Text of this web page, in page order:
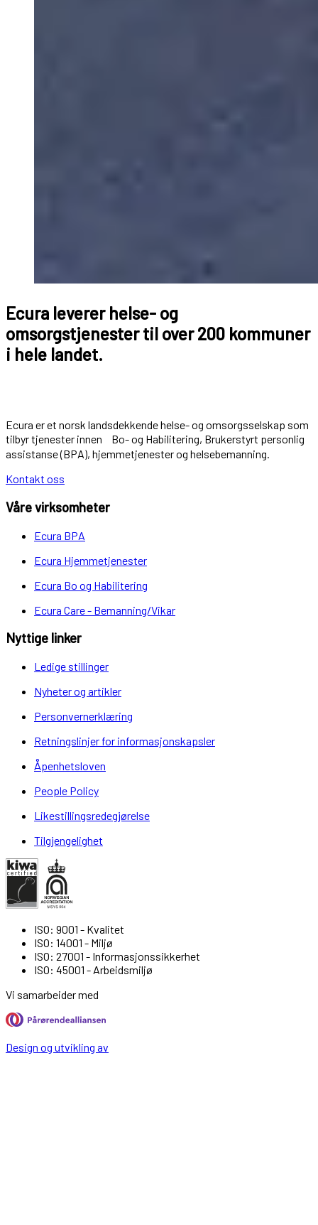
Ecura leverer helse- og
omsorgstjenester til over 200 kommuner
i hele landet.
Ecura er et norsk landsdekkende helse- og omsorgsselskap som
tilbyr tjenester innen Bo- og Habilitering, Brukerstyrt personlig
assistanse (BPA), hjemmetjenester og helsebemanning.
Kontakt oss
Våre virksomheter
Ecura BPA
Ecura Hjemmetjenester
Ecura Bo og Habilitering
Ecura Care - Bemanning/Vikar
Nyttige linker
Ledige stillinger
Nyheter og artikler
Personvernerklæring
Retningslinjer for informasjonskapsler
Åpenhetsloven
People Policy
Likestillingsredegjørelse
Tilgjengelighet
ISO: 9001 - Kvalitet
ISO: 14001 - Miljø
ISO: 27001 - Informasjonssikkerhet
ISO: 45001 - Arbeidsmiljø
Vi samarbeider med
Design og utvikling av